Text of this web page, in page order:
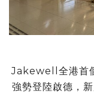
Jakewell全港首
強勢登陸啟德，